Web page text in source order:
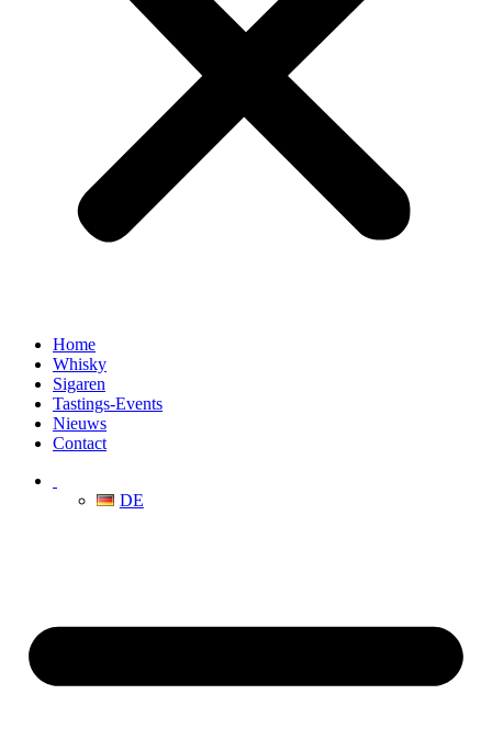
Home
Whisky
Sigaren
Tastings-Events
Nieuws
Contact
DE